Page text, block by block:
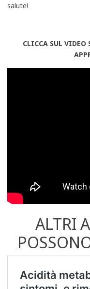
salute!
CLICCA SUL VIDEO
ALTRI